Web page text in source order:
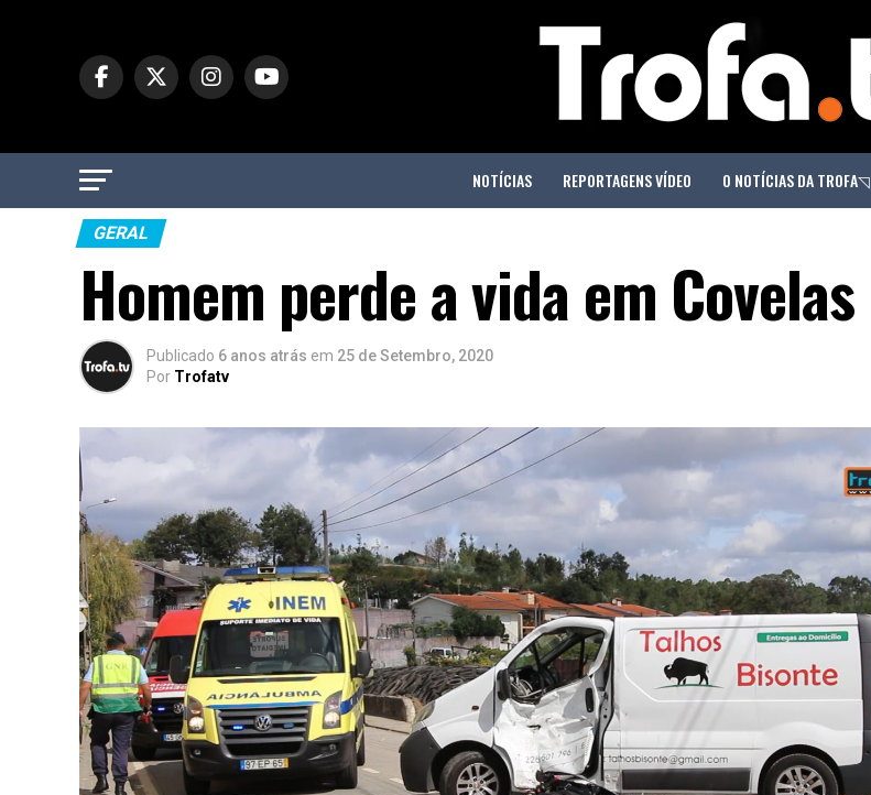
NOTÍCIAS REPORTAGENS VÍDEO O NOTÍCIAS DA TROFA◹
GERAL
Homem perde a vida em Covelas
Publicado 6 anos atrás em 25 de Setembro, 2020
Por Trofatv